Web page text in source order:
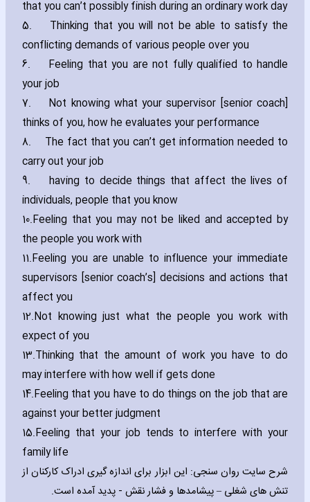
that you can’t possibly finish during an ordinary work day
5.
Thinking that you will not be able to satisfy the
conflicting demands of various people over you
6.
Feeling that you are not fully qualified to handle
your job
7.
Not knowing what your supervisor [senior coach]
thinks of you‚ how he evaluates your performance
8.
The fact that you can’t get information needed to
carry out your job
9.
ha‎ving to decide things that affect the lives of
individuals‚ people that you know
10.Feeling that you may not be liked and accepted by
the people you work with
11.Feeling you are unable to influence your immediate
supervisors [senior coach’s] decisions and actions that
affect you
12.Not knowing just what the people you work with
expect of you
13.Thinking that the amount of work you have to do
may interfere with how well if gets done
14.Feeling that you have to do things on the job that are
against your better judgment
15.Feeling that your job tends to interfere with your
family life
شرح سایت روان سنجی: این ابزار برای اندازه گیری ادراک کارکنان از
تنش های شغلی – پیشامدها و فشار نقش - پدید آمده است.